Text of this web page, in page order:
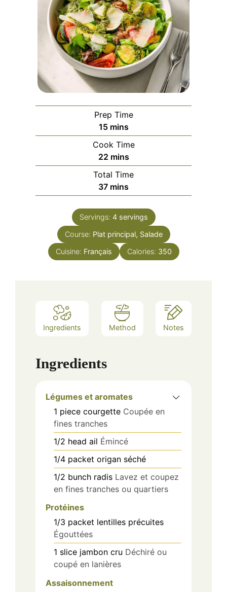
Prep Time
15minutes
mins
Cook Time
22minutes
mins
Total Time
37minutes
mins
Servings: 4 servings
Course: Plat principal, Salade
Cuisine: Français Calories: 350
Ingredients Method Notes
Ingredients
Légumes et aromates
1 piece courgette Coupée en
fines tranches
1/2 head ail Émincé
1/4 packet origan séché
1/2 bunch radis Lavez et coupez
en fines tranches ou quartiers
Protéines
1/3 packet lentilles précuites
Égouttées
1 slice jambon cru Déchiré ou
coupé en lanières
Assaisonnement